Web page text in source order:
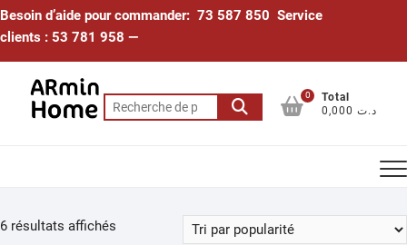
Skip
to
Besoin d’aide pour commander: 73 587 850 Service
clients : 53 781 958 —
Recherche
pour :
0
Total
0,000 د.ت
6 résultats affichés